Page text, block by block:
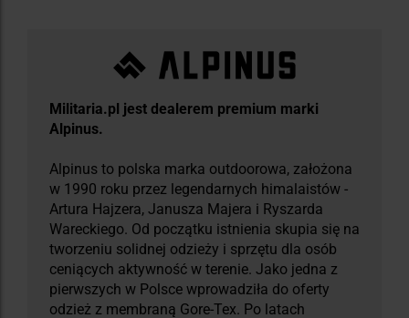
Militaria.pl jest dealerem premium marki
Alpinus.
Alpinus to polska marka outdoorowa, założona
w 1990 roku przez legendarnych himalaistów -
Artura Hajzera, Janusza Majera i Ryszarda
Wareckiego. Od początku istnienia skupia się na
tworzeniu solidnej odzieży i sprzętu dla osób
ceniących aktywność w terenie. Jako jedna z
pierwszych w Polsce wprowadziła do oferty
odzież z membraną Gore-Tex. Po latach